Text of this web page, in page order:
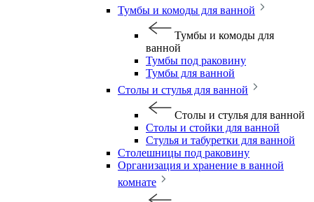
Тумбы и комоды для ванной
Тумбы и комоды для
ванной
Тумбы под раковину
Тумбы для ванной
Столы и стулья для ванной
Столы и стулья для ванной
Столы и стойки для ванной
Стулья и табуретки для ванной
Столешницы под раковину
Организация и хранение в ванной
комнате